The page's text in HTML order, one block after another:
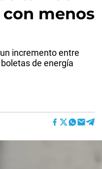
menos
incremento entre
de energía